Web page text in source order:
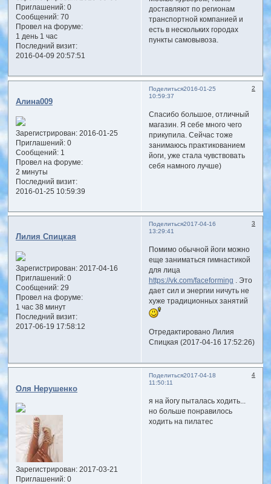
Приглашений:0
Сообщений:70
Провел на форуме:
1 день 1 час
Последний визит:
2016-04-09 20:57:51
доставляют по регионам
транспортной компанией и
есть в нескольких городах
пункты самовывоза.
Поделиться 2
2016-01-25
10:59:37
Алина009
Зарегистрирован: 2016-01-25
Приглашений:0
Сообщений:1
Провел на форуме:
2 минуты
Последний визит:
2016-01-25 10:59:39
Спасибо большое, отличный
магазин. Я себе много чего
прикупила. Сейчас тоже
занимаюсь практикованием
йоги, уже стала чувствовать
себя намного лучше)
Поделиться 3
2017-04-16
13:29:41
Лилия Спицкая
Зарегистрирован: 2017-04-16
Приглашений:0
Сообщений:29
Провел на форуме:
1 час 38 минут
Последний визит:
2017-06-19 17:58:12
Помимо обычной йоги можно
еще заниматься гимнастикой
для лица
https://vk.com/faceforming . Это
дает сил и энергии ничуть не
хуже традиционных занятий
Отредактировано Лилия
Спицкая (2017-04-16 17:52:26)
Поделиться 4
2017-04-18
11:50:11
Оля Нерушенко
Зарегистрирован: 2017-03-21
Приглашений:0
я на йогу пыталась ходить...
но больше понравилось
ходить на пилатес